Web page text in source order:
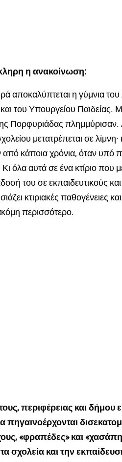
η ανακοίνωση:
αποκαλύπτεται η γύμνια
του Υπουργείου Παιδείας.
Πορφυριάδας
μετατρέπεται σε
από κάποια χρόνια, όταν υπό
όλα αυτά σε ένα κτίριο που
του σε εκπαιδευτικούς
κτιριακές παθογένειες
περισσότερο.
περιφέρειας και δήμου
πηγαινοέρχονται
«φραπέδες» και
σχολεία και την